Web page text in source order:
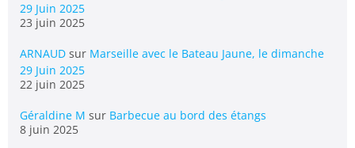
29 Juin 2025
23 juin 2025
ARNAUD sur Marseille avec le Bateau Jaune, le dimanche
29 Juin 2025
22 juin 2025
Géraldine M sur Barbecue au bord des étangs
8 juin 2025